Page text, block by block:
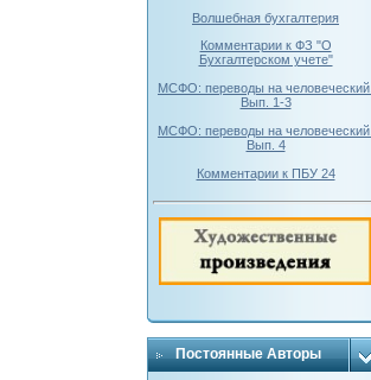
Волшебная бухгалтерия
Комментарии к ФЗ "О
Бухгалтерском учете"
МСФО: переводы на человеческий.
Вып. 1-3
МСФО: переводы на человеческий.
Вып. 4
Комментарии к ПБУ 24
Постоянные Авторы